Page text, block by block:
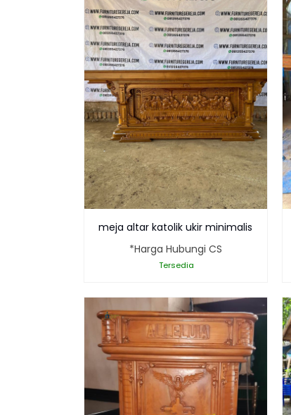
Full Support ❯Terjadi masalah dalam
meja altar katolik ukir minimalis
*Harga Hubungi CS
Tersedia